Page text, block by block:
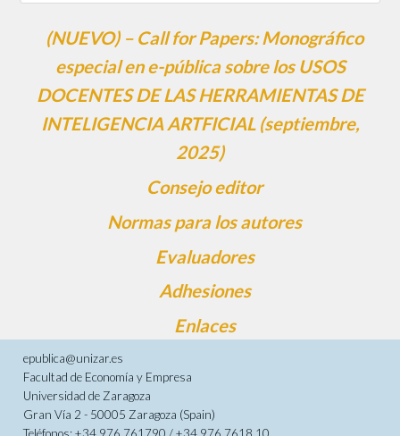
(NUEVO) – Call for Papers: Monográfico
especial en e-pública sobre los USOS
DOCENTES DE LAS HERRAMIENTAS DE
INTELIGENCIA ARTFICIAL (septiembre,
2025)
Consejo editor
Normas para los autores
Evaluadores
Adhesiones
Enlaces
epublica@unizar.es
Facultad de Economía y Empresa
Universidad de Zaragoza
Gran Vía 2 - 50005 Zaragoza (Spain)